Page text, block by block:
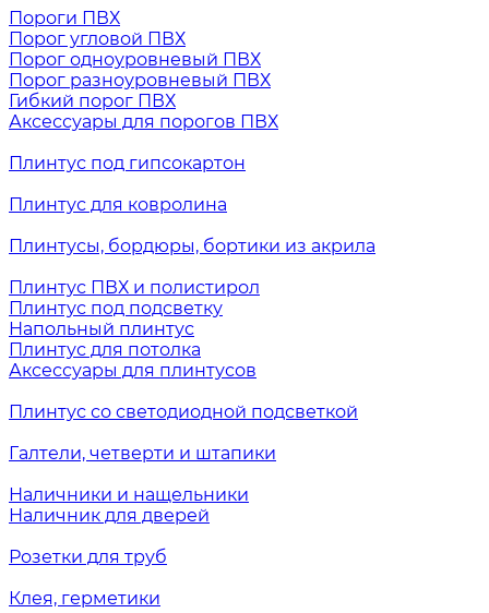
Пороги ПВХ
Порог угловой ПВХ
Порог одноуровневый ПВХ
Порог разноуровневый ПВХ
Гибкий порог ПВХ
Аксессуары для порогов ПВХ
Плинтус под гипсокартон
Плинтус для ковролина
Плинтусы, бордюры, бортики из акрила
Плинтус ПВХ и полистирол
Плинтус под подсветку
Напольный плинтус
Плинтус для потолка
Аксессуары для плинтусов
Плинтус со светодиодной подсветкой
Галтели, четверти и штапики
Наличники и нащельники
Наличник для дверей
Розетки для труб
Клея, герметики